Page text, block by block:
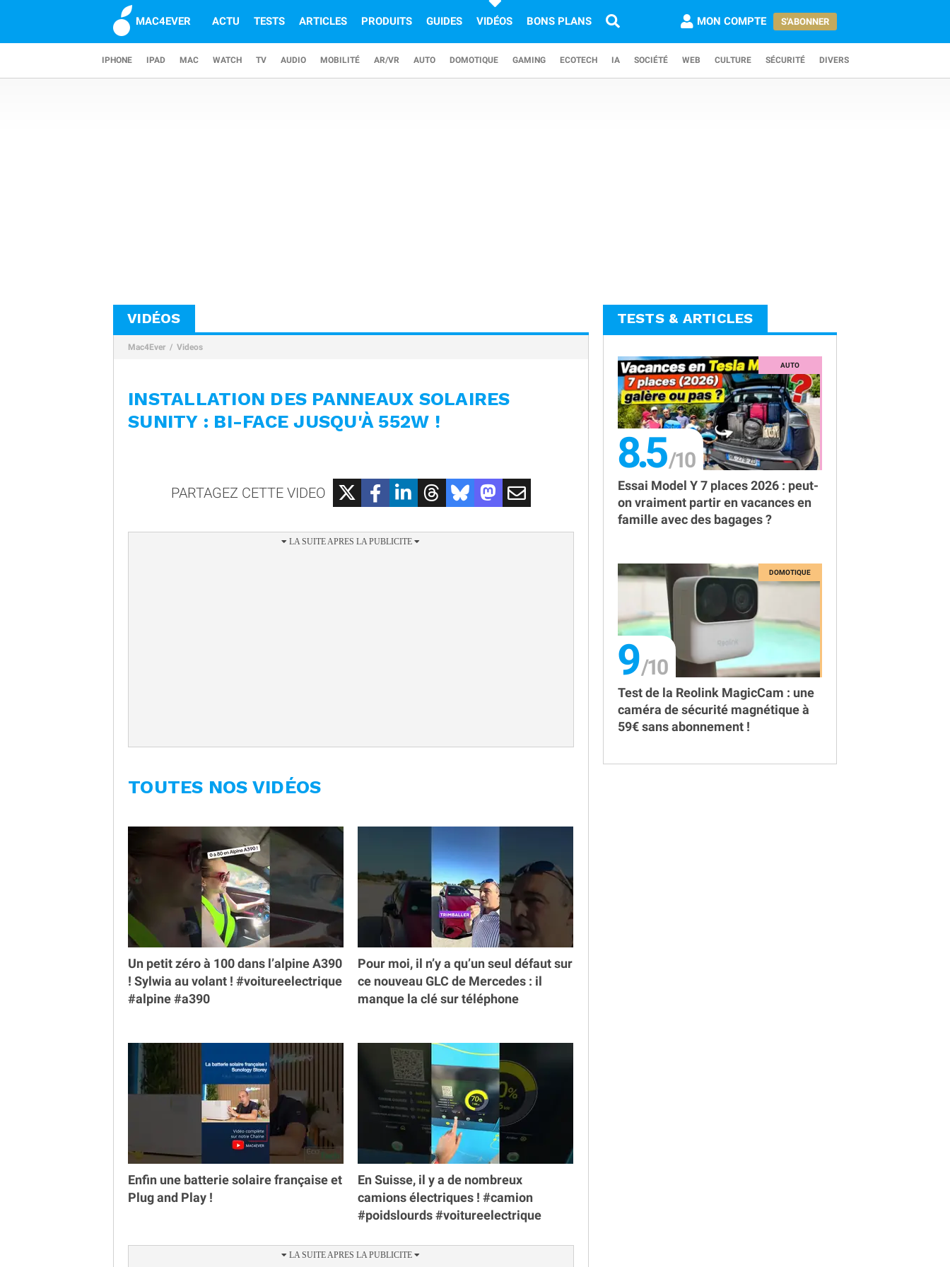
MAC4EVER ACTU TESTS ARTICLES PRODUITS GUIDES VIDÉOS BONS PLANS MON COMPTE S'ABONNER
IPHONE IPAD MAC WATCH TV AUDIO MOBILITÉ AR/VR AUTO DOMOTIQUE GAMING ECOTECH IA SOCIÉTÉ WEB CULTURE SÉCURITÉ DIVERS
VIDÉOS
Mac4Ever Videos
INSTALLATION DES PANNEAUX SOLAIRES
SUNITY : BI-FACE JUSQU'À 552W !
PARTAGEZ CETTE VIDEO
TOUTES NOS VIDÉOS
Un petit zéro à 100 dans l’alpine A390
￼! Sylwia au volant ! #voitureelectrique
#alpine #a390
Pour moi, il n’y a qu’un seul défaut sur
ce nouveau GLC de Mercedes : il
manque la clé sur téléphone
Enfin une batterie solaire française et
Plug and Play !
En Suisse, il y a de nombreux
camions électriques ! #camion
#poidslourds #voitureelectrique
TESTS & ARTICLES
8.5
Essai Model Y 7 places 2026 : peut-
on vraiment partir en vacances en
famille avec des bagages ?
9
Test de la Reolink MagicCam : une
caméra de sécurité magnétique à
59€ sans abonnement !